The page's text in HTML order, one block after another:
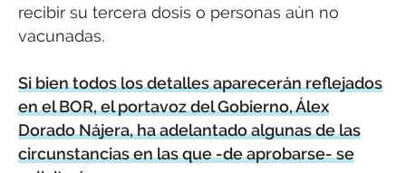
recibir su tercera dosis o personas aún no
vacunadas.
Si bien todos los detalles aparecerán reflejados
en el BOR, el portavoz del Gobierno, Álex
Dorado Nájera, ha adelantado algunas de las
circunstancias en las que -de aprobarse- se